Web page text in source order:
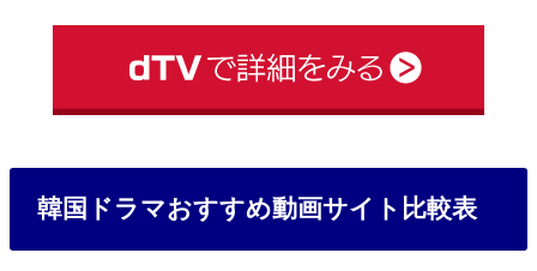
韓国ドラマおすすめ動画サイト比較表